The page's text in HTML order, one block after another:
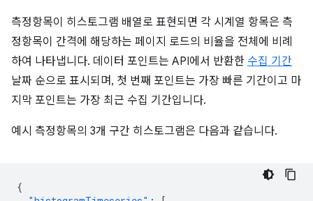
측정항목이 히스토그램 배열로 표현되면 각 시계열 항목은 측
정항목이 간격에 해당하는 페이지 로드의 비율을 전체에 비례
하여 나타냅니다. 데이터 포인트는 API에서 반환한 수집 기간
날짜 순으로 표시되며, 첫 번째 포인트는 가장 빠른 기간이고 마
지막 포인트는 가장 최근 수집 기간입니다.
예시 측정항목의 3개 구간 히스토그램은 다음과 같습니다.
{